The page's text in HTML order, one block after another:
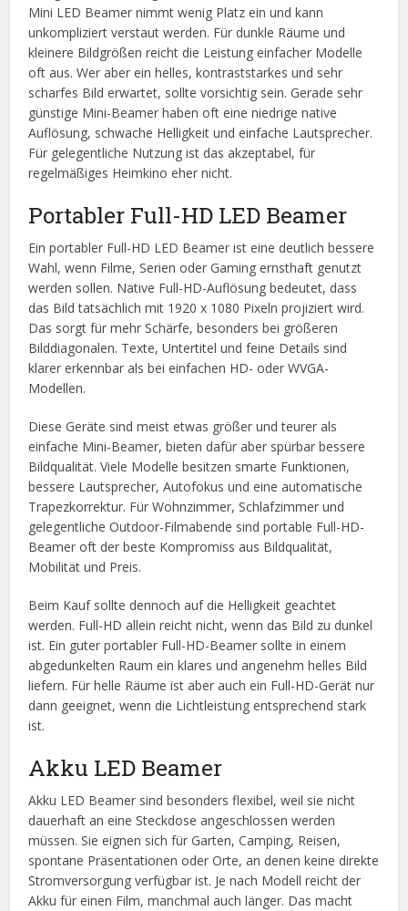
Mini LED Beamer nimmt wenig Platz ein und kann
unkompliziert verstaut werden. Für dunkle Räume und
kleinere Bildgrößen reicht die Leistung einfacher Modelle
oft aus. Wer aber ein helles, kontraststarkes und sehr
scharfes Bild erwartet, sollte vorsichtig sein. Gerade sehr
günstige Mini-Beamer haben oft eine niedrige native
Auflösung, schwache Helligkeit und einfache Lautsprecher.
Für gelegentliche Nutzung ist das akzeptabel, für
regelmäßiges Heimkino eher nicht.
Portabler Full-HD LED Beamer
Ein portabler Full-HD LED Beamer ist eine deutlich bessere
Wahl, wenn Filme, Serien oder Gaming ernsthaft genutzt
werden sollen. Native Full-HD-Auflösung bedeutet, dass
das Bild tatsächlich mit 1920 x 1080 Pixeln projiziert wird.
Das sorgt für mehr Schärfe, besonders bei größeren
Bilddiagonalen. Texte, Untertitel und feine Details sind
klarer erkennbar als bei einfachen HD- oder WVGA-
Modellen.
Diese Geräte sind meist etwas größer und teurer als
einfache Mini-Beamer, bieten dafür aber spürbar bessere
Bildqualität. Viele Modelle besitzen smarte Funktionen,
bessere Lautsprecher, Autofokus und eine automatische
Trapezkorrektur. Für Wohnzimmer, Schlafzimmer und
gelegentliche Outdoor-Filmabende sind portable Full-HD-
Beamer oft der beste Kompromiss aus Bildqualität,
Mobilität und Preis.
Beim Kauf sollte dennoch auf die Helligkeit geachtet
werden. Full-HD allein reicht nicht, wenn das Bild zu dunkel
ist. Ein guter portabler Full-HD-Beamer sollte in einem
abgedunkelten Raum ein klares und angenehm helles Bild
liefern. Für helle Räume ist aber auch ein Full-HD-Gerät nur
dann geeignet, wenn die Lichtleistung entsprechend stark
ist.
Akku LED Beamer
Akku LED Beamer sind besonders flexibel, weil sie nicht
dauerhaft an eine Steckdose angeschlossen werden
müssen. Sie eignen sich für Garten, Camping, Reisen,
spontane Präsentationen oder Orte, an denen keine direkte
Stromversorgung verfügbar ist. Je nach Modell reicht der
Akku für einen Film, manchmal auch länger. Das macht